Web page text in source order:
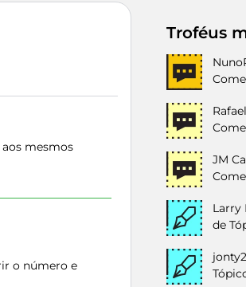
mesmos
o número e
Troféus
JM
Larry
de